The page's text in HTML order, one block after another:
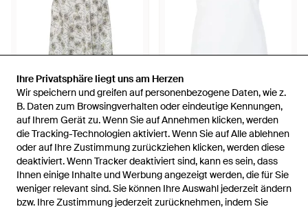
Ihre Privatsphäre liegt uns am Herzen
Wir speichern und greifen auf personenbezogene Daten, wie z.
B. Daten zum Browsingverhalten oder eindeutige Kennungen,
auf Ihrem Gerät zu. Wenn Sie auf Annehmen klicken, werden
die Tracking-Technologien aktiviert. Wenn Sie auf Alle ablehnen
oder auf Ihre Zustimmung zurückziehen klicken, werden diese
deaktiviert. Wenn Tracker deaktiviert sind, kann es sein, dass
Ihnen einige Inhalte und Werbung angezeigt werden, die für Sie
weniger relevant sind. Sie können Ihre Auswahl jederzeit ändern
bzw. Ihre Zustimmung jederzeit zurücknehmen, indem Sie
Ihre Privatsphäre liegt uns am Herzen
Wir speichern und greifen auf personenbezogene Daten, wie z.
B. Daten zum Browsingverhalten oder eindeutige Kennungen,
auf Ihrem Gerät zu. Wenn Sie auf Annehmen klicken, werden
die Tracking-Technologien aktiviert. Wenn Sie auf Alle ablehnen
oder auf Ihre Zustimmung zurückziehen klicken, werden diese
deaktiviert. Wenn Tracker deaktiviert sind, kann es sein, dass
Ihnen einige Inhalte und Werbung angezeigt werden, die für Sie
weniger relevant sind. Sie können Ihre Auswahl jederzeit ändern
bzw. Ihre Zustimmung jederzeit zurücknehmen, indem Sie
1.515 €759 €
Pushbutton
Kleid Mit Puffärmeln - Weiß
Von FARFETCH
SALE
311 €131 €
Pushbutton
Klassisches T-Shirt - Weiß
VonFARFETCH
SALE